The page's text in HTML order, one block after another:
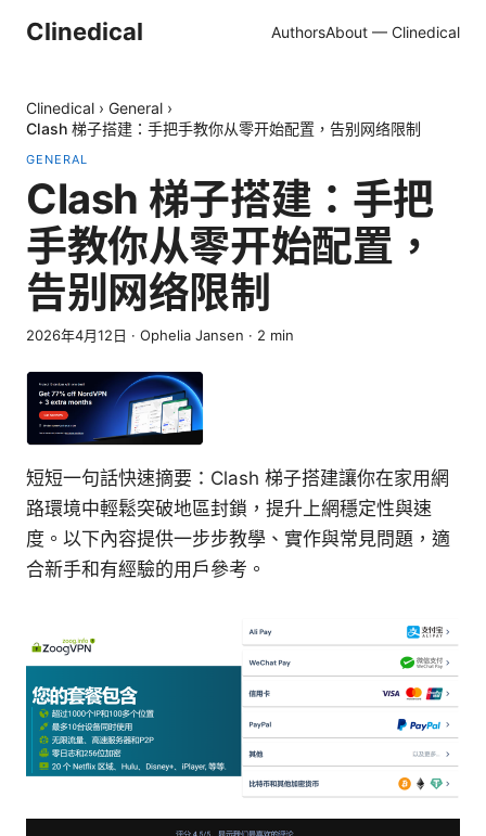
Clinedical AuthorsAbout — Clinedical
Clinedical › General ›
Clash 梯子搭建：手把手教你从零开始配置，告别网络限制
GENERAL
Clash 梯子搭建：手把
手教你从零开始配置，
告别网络限制
2026年4月12日 · Ophelia Jansen · 2 min
短短一句話快速摘要：Clash 梯子搭建讓你在家用網
路環境中輕鬆突破地區封鎖，提升上網穩定性與速
度。以下內容提供一步步教學、實作與常見問題，適
合新手和有經驗的用戶參考。